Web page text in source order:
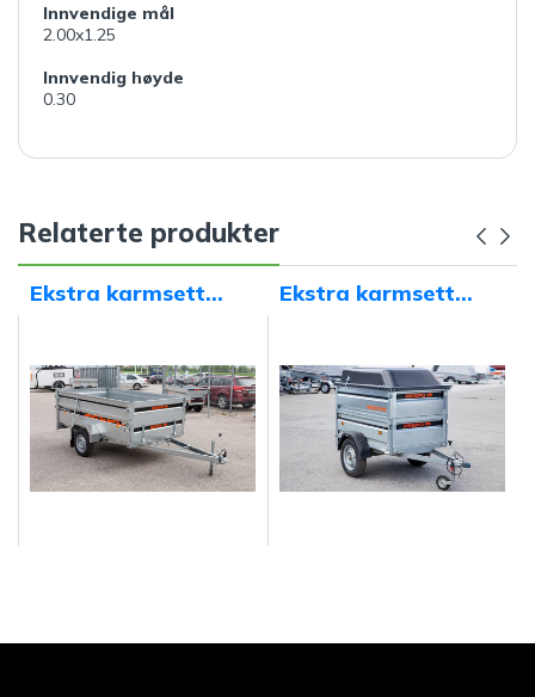
Innvendige mål
2.00x1.25
Innvendig høyde
0.30
Relaterte produkter
Ekstra karmsett
Ekstra karmsett